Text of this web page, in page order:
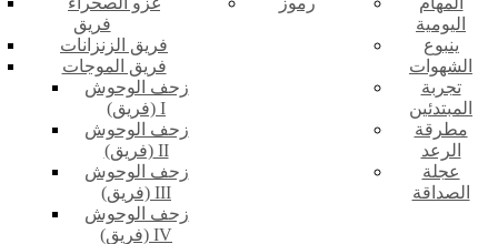
فريق
فريق الزنزانات
فريق الموجات
زحف الوحوش
(فريق) I
زحف الوحوش
(فريق) II
زحف الوحوش
(فريق) III
زحف الوحوش
(فريق) IV
اليومية
ينبوع
الشهوات
تجربة
المبتدئين
مطرقة
الرعد
عجلة
الصداقة